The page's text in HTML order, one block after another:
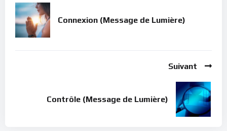
Connexion (Message de Lumière)
Suivant
Contrôle (Message de Lumière)